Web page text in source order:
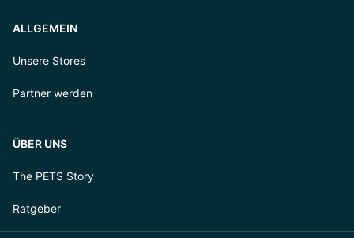
ALLGEMEIN
Unsere Stores
Partner werden
ÜBER UNS
The PETS Story
Ratgeber